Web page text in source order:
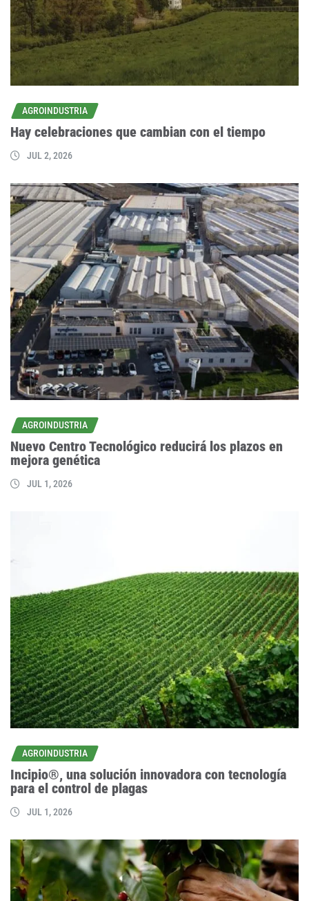
AGROINDUSTRIA
Hay celebraciones que cambian con el tiempo
JUL 2, 2026
AGROINDUSTRIA
Nuevo Centro Tecnológico reducirá los plazos en
mejora genética
JUL 1, 2026
AGROINDUSTRIA
Incipio®, una solución innovadora con tecnología
para el control de plagas
JUL 1, 2026